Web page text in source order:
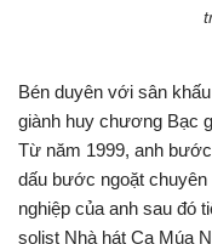
Bén duyên với sân
giành huy chương Bạc
Từ năm 1999, anh
dấu bước ngoặt
nghiệp của anh sau đó
solist Nhà hát Ca Múa